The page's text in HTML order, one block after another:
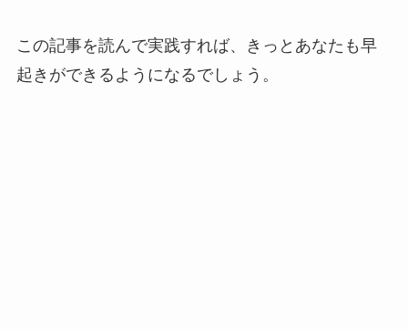
この記事を読んで実践すれば、きっとあなたも早
起きができるようになるでしょう。